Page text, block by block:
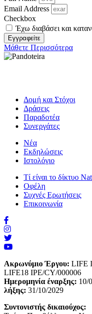
Email Address
Checkbox
Έχω διαβάσει και
Εγγραφείτε
Μάθετε Περισσότερα
Δομή και Στόχοι
Δράσεις
Παραδοτέα
Συνεργάτες
Νέα
Εκδηλώσεις
Ιστολόγιο
Τί είναι το δίκτυο
Οφέλη
Συχνές Ερωτήσεις
Επικοινωνία
Ακρωνύμιο Έργου: LIFE
LIFE18 IPE/CY/000006
Ημερομηνία έναρξης: 10/
λήξης: 31/10/2029
Συντονιστής δικαιούχος: